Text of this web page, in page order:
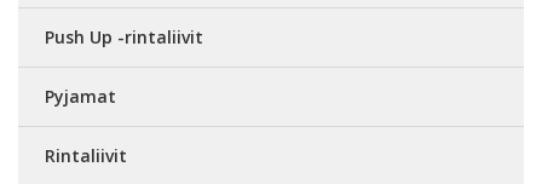
Push Up -rintaliivit
Pyjamat
Rintaliivit